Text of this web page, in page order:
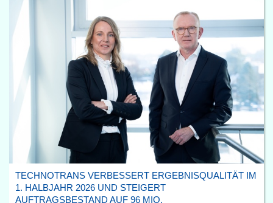
TECHNOTRANS VERBESSERT ERGEBNISQUALITÄT IM
1. HALBJAHR 2026 UND STEIGERT
AUFTRAGSBESTAND AUF 96 MIO.